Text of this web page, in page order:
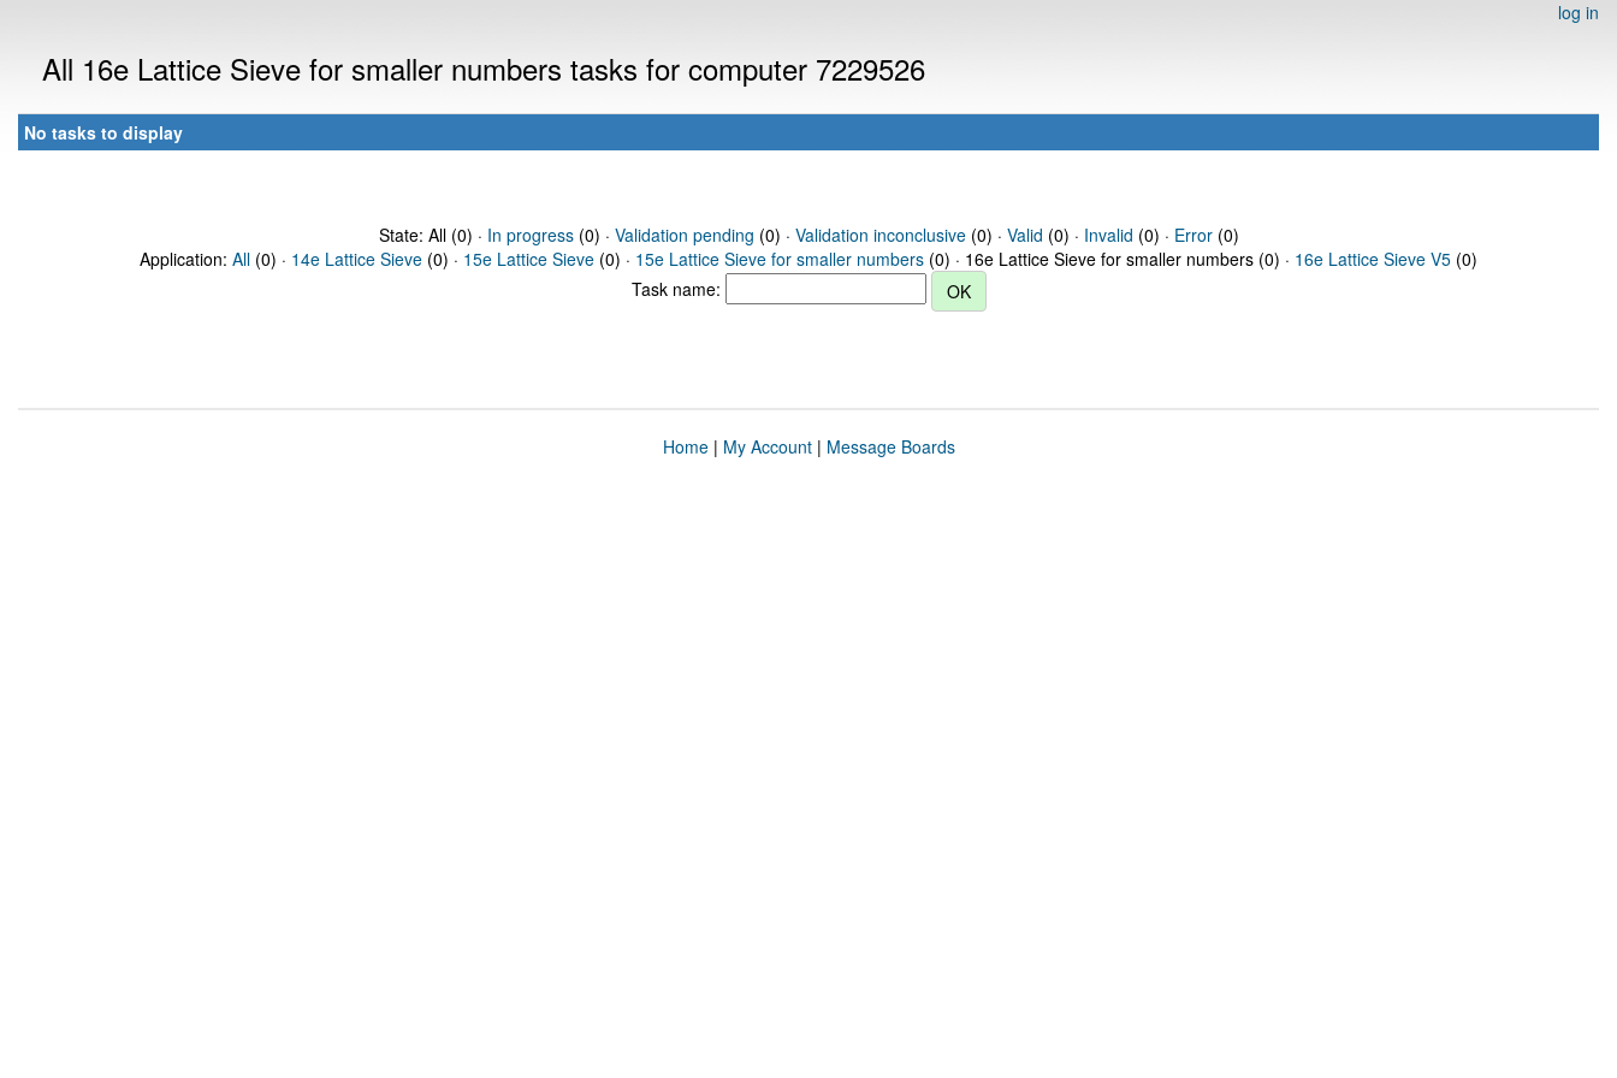
log in
All 16e Lattice Sieve for smaller numbers tasks for computer 7229526
No tasks to display
State: All (0) · In progress(0) · Validation pending (0) · Validation inconclusive(0) · Valid (0) · Invalid (0) · Error(0)
Application: All (0) · 14e Lattice Sieve (0) · 15e Lattice Sieve (0) · 15e Lattice Sieve for smaller numbers (0) · 16e Lattice Sieve for smaller numbers (0) · 16e Lattice Sieve V5 (0)
Task name:
Home| My Account| Message Boards